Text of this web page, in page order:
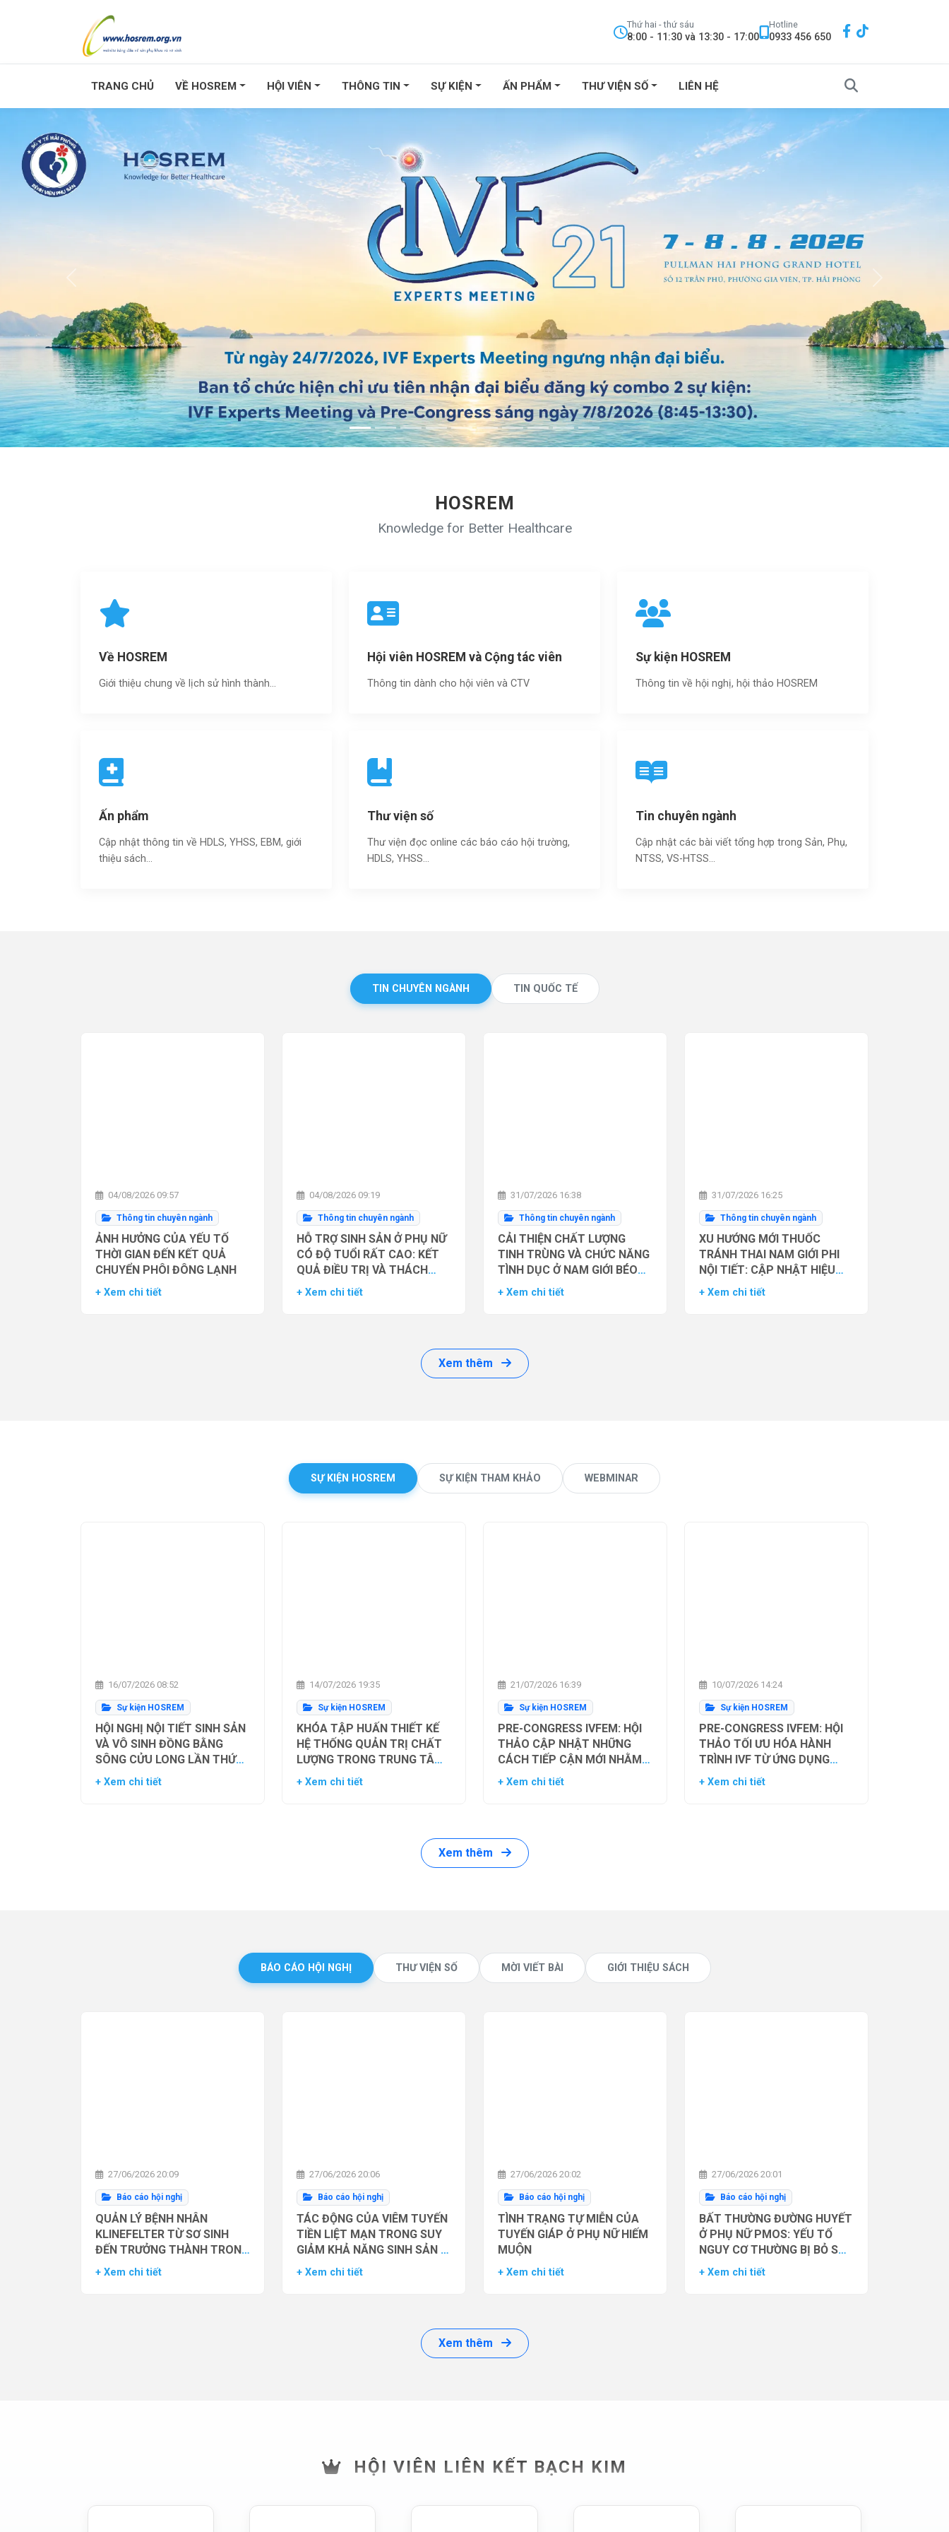
Thứ hai - thứ sáu
8:00 - 11:30 và 13:30 - 17:00
Hotline
0933 456 650
TRANG CHỦ VỀ HOSREM HỘI VIÊN THÔNG TIN SỰ KIỆN ẤN PHẨM THƯ VIỆN SỐ LIÊN HỆ
HOSREM
Knowledge for Better Healthcare
Về HOSREM
Giới thiệu chung về lịch sử hình thành...
Hội viên HOSREM và Cộng tác viên
Thông tin dành cho hội viên và CTV
Sự kiện HOSREM
Thông tin về hội nghị, hội thảo HOSREM
Ấn phẩm
Cập nhật thông tin về HDLS, YHSS, EBM, giới
thiệu sách…
Thư viện số
Thư viện đọc online các báo cáo hội trường,
HDLS, YHSS…
Tin chuyên ngành
Cập nhật các bài viết tổng hợp trong Sản, Phụ,
NTSS, VS-HTSS...
TIN CHUYÊN NGÀNH TIN QUỐC TẾ
04/08/2026 09:57
Thông tin chuyên ngành
ẢNH HƯỞNG CỦA YẾU TỐ
THỜI GIAN ĐẾN KẾT QUẢ
CHUYỂN PHÔI ĐÔNG LẠNH
+ Xem chi tiết
04/08/2026 09:19
Thông tin chuyên ngành
HỖ TRỢ SINH SẢN Ở PHỤ NỮ
CÓ ĐỘ TUỔI RẤT CAO: KẾT
QUẢ ĐIỀU TRỊ VÀ THÁCH
THỨC LÂM SÀNG
+ Xem chi tiết
31/07/2026 16:38
Thông tin chuyên ngành
CẢI THIỆN CHẤT LƯỢNG
TINH TRÙNG VÀ CHỨC NĂNG
TÌNH DỤC Ở NAM GIỚI BÉO
PHÌ BẰNG THUỐC ĐỒNG VẬN
+ Xem chi tiết
31/07/2026 16:25
Thông tin chuyên ngành
XU HƯỚNG MỚI THUỐC
TRÁNH THAI NAM GIỚI PHI
NỘI TIẾT: CẬP NHẬT HIỆU
QUẢ THỬ NGHIỆM LÂM
+ Xem chi tiết
Xem thêm
SỰ KIỆN HOSREM SỰ KIỆN THAM KHẢO WEBMINAR
16/07/2026 08:52
Sự kiện HOSREM
HỘI NGHỊ NỘI TIẾT SINH SẢN
VÀ VÔ SINH ĐỒNG BẰNG
SÔNG CỬU LONG LẦN THỨ
NHẤT
+ Xem chi tiết
14/07/2026 19:35
Sự kiện HOSREM
KHÓA TẬP HUẤN THIẾT KẾ
HỆ THỐNG QUẢN TRỊ CHẤT
LƯỢNG TRONG TRUNG TÂM
THỤ TINH TRONG ỐNG
+ Xem chi tiết
21/07/2026 16:39
Sự kiện HOSREM
PRE-CONGRESS IVFEM: HỘI
THẢO CẬP NHẬT NHỮNG
CÁCH TIẾP CẬN MỚI NHẰM
TỐI ƯU HÓA TỶ LỆ THÀNH
+ Xem chi tiết
10/07/2026 14:24
Sự kiện HOSREM
PRE-CONGRESS IVFEM: HỘI
THẢO TỐI ƯU HÓA HÀNH
TRÌNH IVF TỪ ỨNG DỤNG
HIỆN TẠI ĐẾN XU HƯỚNG
+ Xem chi tiết
Xem thêm
BÁO CÁO HỘI NGHỊ THƯ VIỆN SỐ MỜI VIẾT BÀI GIỚI THIỆU SÁCH
27/06/2026 20:09
Báo cáo hội nghị
QUẢN LÝ BỆNH NHÂN
KLINEFELTER TỪ SƠ SINH
ĐẾN TRƯỞNG THÀNH TRONG
THỰC HÀNH HỖ TRỢ SINH
+ Xem chi tiết
27/06/2026 20:06
Báo cáo hội nghị
TÁC ĐỘNG CỦA VIÊM TUYẾN
TIỀN LIỆT MẠN TRONG SUY
GIẢM KHẢ NĂNG SINH SẢN Ở
NAM GIỚI
+ Xem chi tiết
27/06/2026 20:02
Báo cáo hội nghị
TÌNH TRẠNG TỰ MIỄN CỦA
TUYẾN GIÁP Ở PHỤ NỮ HIẾM
MUỘN
+ Xem chi tiết
27/06/2026 20:01
Báo cáo hội nghị
BẤT THƯỜNG ĐƯỜNG HUYẾT
Ở PHỤ NỮ PMOS: YẾU TỐ
NGUY CƠ THƯỜNG BỊ BỎ SÓT
– DỮ LIỆU TỪ NGHIÊN CỨU
+ Xem chi tiết
Xem thêm
HỘI VIÊN LIÊN KẾT BẠCH KIM